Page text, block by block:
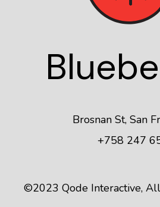
Blue
Brosnan St, San
+758 247
©2023 Qode Interactive,